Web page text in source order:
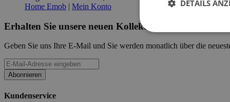
Home Emob | Mein Konto
Erhalten Sie unsere neuen Kollektionen und
Geben Sie uns Ihre E-Mail und Sie werden monatlich über die
Abonnieren
Kundenservice
DETAILS